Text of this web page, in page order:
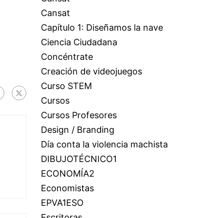
Cansat
Capítulo 1: Diseñamos la nave
Ciencia Ciudadana
Concéntrate
Creación de videojuegos
Curso STEM
Cursos
Cursos Profesores
Design / Branding
Día conta la violencia machista
DIBUJOTÉCNICO1
ECONOMÍA2
Economistas
EPVA1ESO